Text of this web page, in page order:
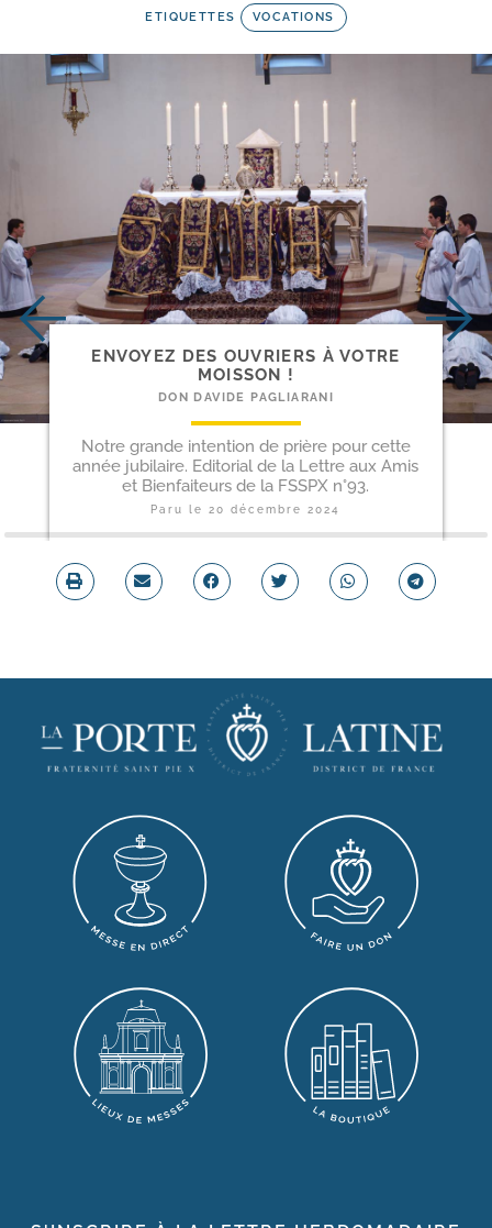
ETIQUETTES VOCATIONS
ENVOYEZ DES OUVRIERS À VOTRE
MOISSON !
DON DAVIDE PAGLIARANI
Notre grande intention de prière pour cette
année jubilaire. Editorial de la Lettre aux Amis
et Bienfaiteurs de la FSSPX n°93.
Paru le20 décembre 2024